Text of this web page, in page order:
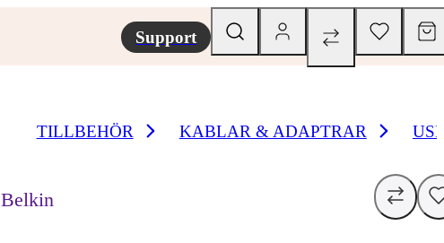
Support
TILLBEHÖR KABLAR & ADAPTRAR
Belkin